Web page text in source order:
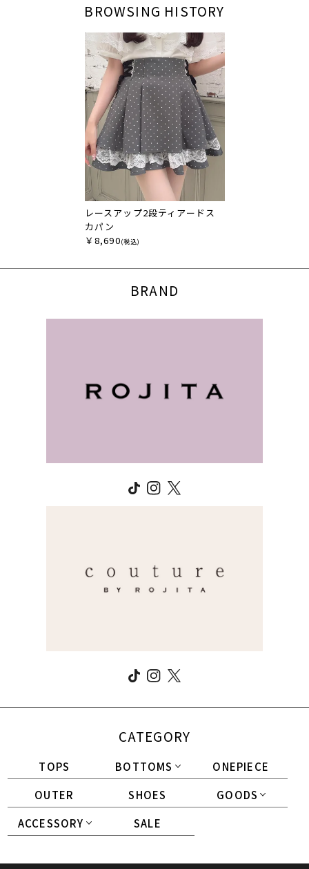
BROWSING HISTORY
レースアップ2段ティアードス
カパン
￥8,690(税込)
BRAND
CATEGORY
TOPS BOTTOMS
ONEPIECE
OUTER
SHOES
GOODS
ACCESSORY
SALE